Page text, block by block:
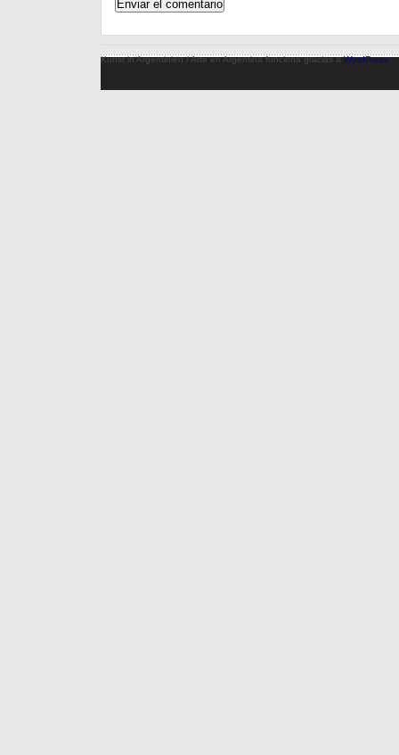
Kunst in Argentinien / Arte en Argentina funciona gracias aWordPress